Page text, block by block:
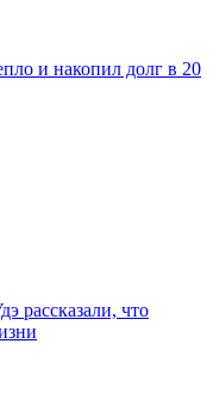
и накопил долг в 20
рассказали, что